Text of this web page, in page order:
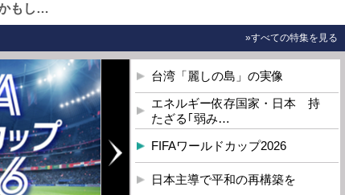
もし…
»すべての特集を見る
台湾「麗しの島」の実像
エネルギー依存国家・日本 持
たざる｢弱み…
FIFAワールドカップ2026
日本主導で平和の再構築を